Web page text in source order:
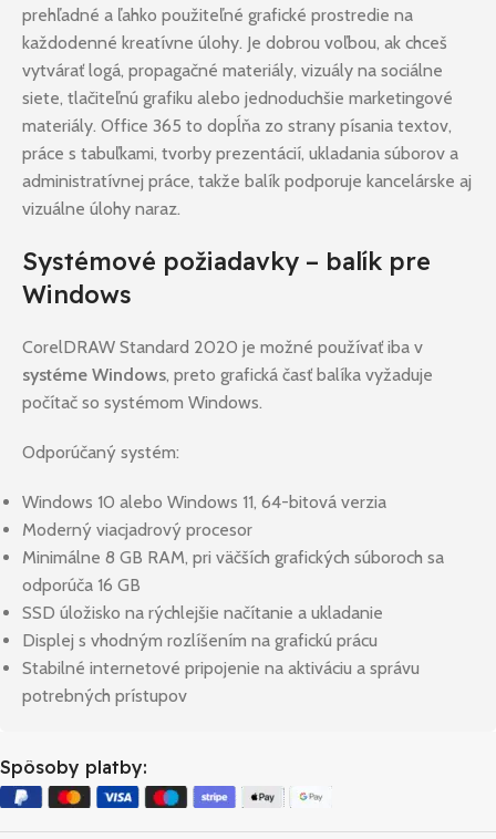
prehľadné a ľahko použiteľné grafické prostredie na
každodenné kreatívne úlohy. Je dobrou voľbou, ak chceš
vytvárať logá, propagačné materiály, vizuály na sociálne
siete, tlačiteľnú grafiku alebo jednoduchšie marketingové
materiály. Office 365 to dopĺňa zo strany písania textov,
práce s tabuľkami, tvorby prezentácií, ukladania súborov a
administratívnej práce, takže balík podporuje kancelárske aj
vizuálne úlohy naraz.
Systémové požiadavky – balík pre
Windows
CorelDRAW Standard 2020 je možné používať iba v
systéme Windows, preto grafická časť balíka vyžaduje
počítač so systémom Windows.
Odporúčaný systém:
Windows 10 alebo Windows 11, 64-bitová verzia
Moderný viacjadrový procesor
Minimálne 8 GB RAM, pri väčších grafických súboroch sa
odporúča 16 GB
SSD úložisko na rýchlejšie načítanie a ukladanie
Displej s vhodným rozlíšením na grafickú prácu
Stabilné internetové pripojenie na aktiváciu a správu
potrebných prístupov
Spôsoby platby: